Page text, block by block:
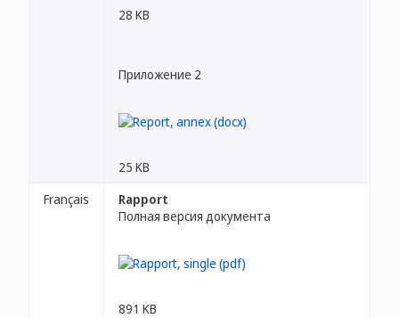
28 KB
Приложение 2
25 KB
Français
Rapport
Полная версия документа
891 KB